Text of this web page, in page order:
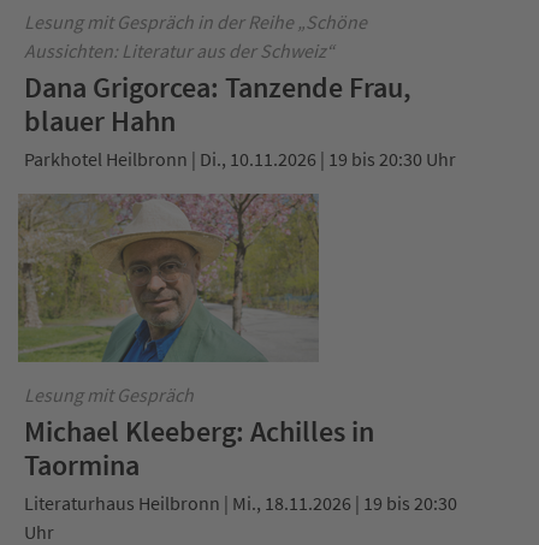
Lesung mit Gespräch in der Reihe „Schöne
Aussichten: Literatur aus der Schweiz“
Dana Grigorcea: Tanzende Frau,
blauer Hahn
Parkhotel Heilbronn | Di., 10.11.2026 | 19 bis 20:30 Uhr
Lesung mit Gespräch
Michael Kleeberg: Achilles in
Taormina
Literaturhaus Heilbronn | Mi., 18.11.2026 | 19 bis 20:30
Uhr